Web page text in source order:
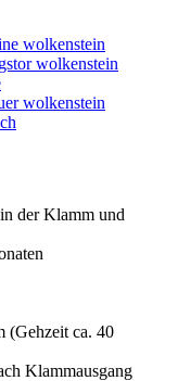
der Klamm und
(Gehzeit ca. 40
Klammausgang